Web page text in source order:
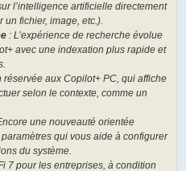
l’intelligence artificielle directement
un fichier, image, etc.).
: L’expérience de recherche évolue
avec une indexation plus rapide et
réservée aux Copilot+ PC, qui affiche
selon le contexte, comme un
une nouveauté orientée
qui vous aide à configurer
du système.
7 pour les entreprises, à condition